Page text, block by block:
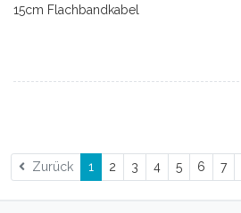
15cm Flachbandkabel
Zurück 1 2 3 4 5 6 7